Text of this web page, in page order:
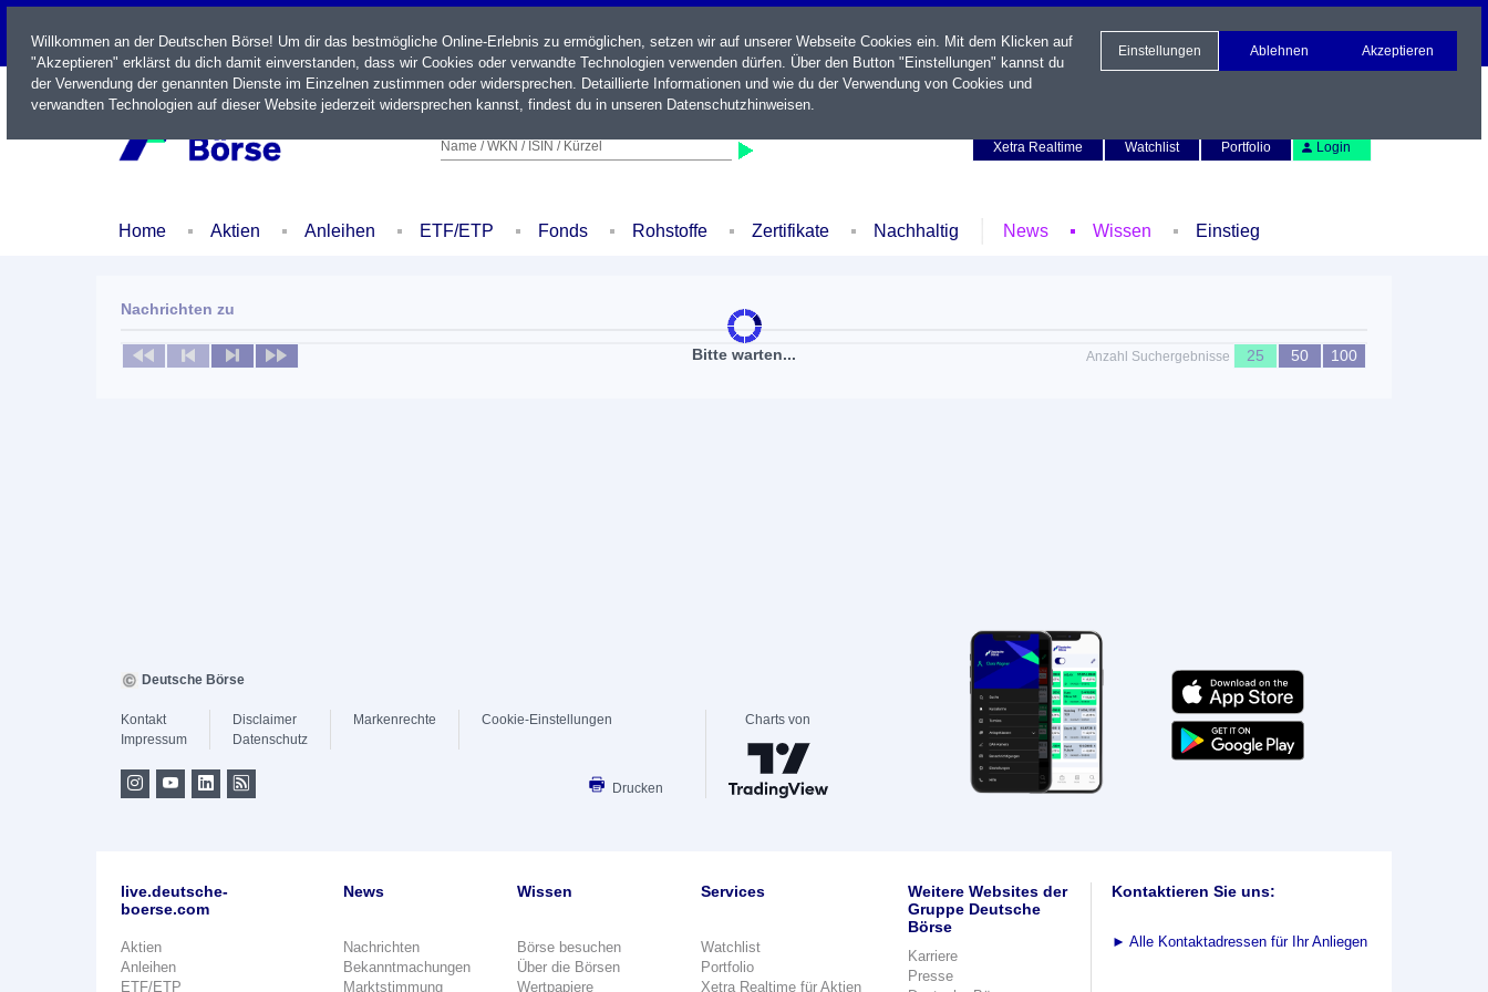
LIVE
Name / WKN / ISIN / Kürzel
Xetra Realtime
Watchlist Portfolio Login
Home Aktien Anleihen ETF/ETP Fonds Rohstoffe Zertifikate Nachhaltig News Wissen Einstieg
Bitte warten...
Nachrichten zu
Keine News verfügbar Anzahl Suchergebnisse 25 50 100
Willkommen an der Deutschen Börse! Um dir das bestmögliche Online-Erlebnis zu ermöglichen, setzen wir auf unserer Webseite Cookies ein. Mit dem Klicken auf
"Akzeptieren" erklärst du dich damit einverstanden, dass wir Cookies oder verwandte Technologien verwenden dürfen. Über den Button "Einstellungen" kannst du
der Verwendung der genannten Dienste im Einzelnen zustimmen oder widersprechen. Detaillierte Informationen und wie du der Verwendung von Cookies und
verwandten Technologien auf dieser Website jederzeit widersprechen kannst, findest du in unseren Datenschutzhinweisen.
Einstellungen Ablehnen Akzeptieren
Deutsche Börse
Kontakt
Impressum
Disclaimer
Datenschutz
Markenrechte Cookie-Einstellungen
Drucken
Charts von
live.deutsche-
boerse.com
Aktien
Anleihen
ETF/ETP
News
Nachrichten
Bekanntmachungen
Marktstimmung
Wissen
Börse besuchen
Über die Börsen
Wertpapiere
Services
Watchlist
Portfolio
Xetra Realtime für Aktien
Weitere Websites der
Gruppe Deutsche
Börse
Karriere
Presse
Kontaktieren Sie uns:
► Alle Kontaktadressen für Ihr Anliegen